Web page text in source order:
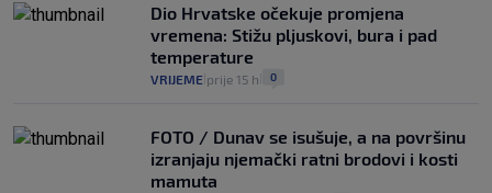
Dio Hrvatske očekuje promjena
vremena: Stižu pljuskovi, bura i pad
temperature
VRIJEME prije 15 h 0
FOTO / Dunav se isušuje, a na površinu
izranjaju njemački ratni brodovi i kosti
mamuta